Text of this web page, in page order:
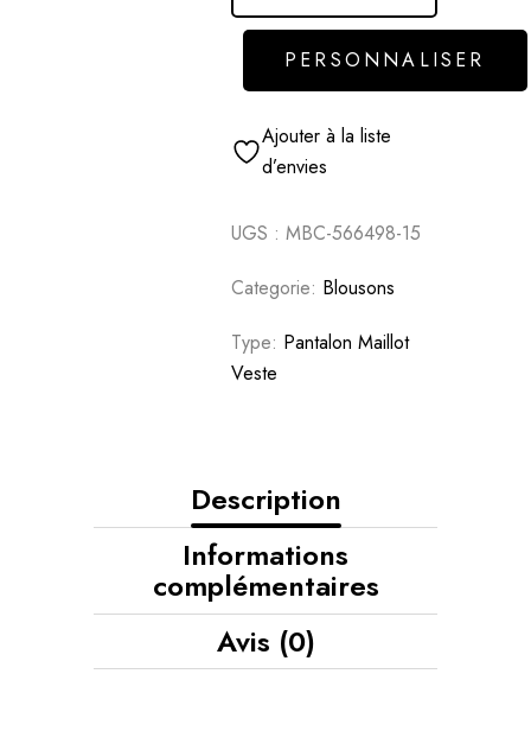
PERSONNALISER
Ajouter à la liste
d’envies
UGS : MBC-566498-15
Categorie: Blousons
Type: Pantalon Maillot
Veste
Description
Informations
complémentaires
Avis (0)